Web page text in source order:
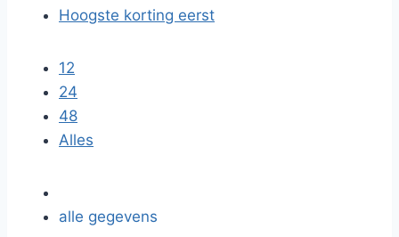
Hoogste korting eerst
12
24
48
Alles
alle gegevens